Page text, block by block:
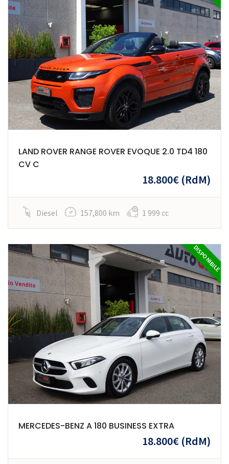
LAND ROVER RANGE ROVER EVOQUE 2.0 TD4 180
CV C
18.800€ (RdM)
Diesel 157,800 km 1 999 cc
DISPONIBILE
MERCEDES-BENZ A 180 BUSINESS EXTRA
18.800€ (RdM)